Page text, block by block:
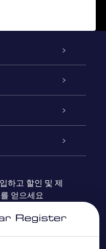
하고 할인 및 제
얻으세요